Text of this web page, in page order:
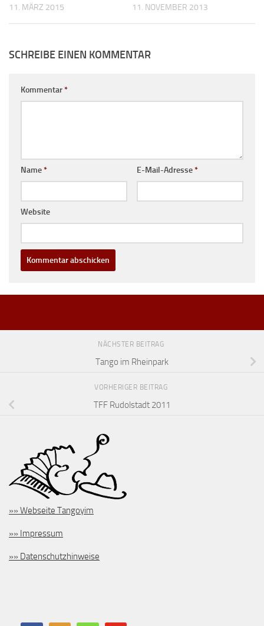
11. MÄRZ 2015 11. NOVEMBER 2013
SCHREIBE EINEN KOMMENTAR
Kommentar*
Name* E-Mail-Adresse*
Website
NÄCHSTER BEITRAG
Tango im Rheinpark
VORHERIGER BEITRAG
TFF Rudolstadt 2011
»» Webseite Tangoyim
»» Impressum
»» Datenschutzhinweise